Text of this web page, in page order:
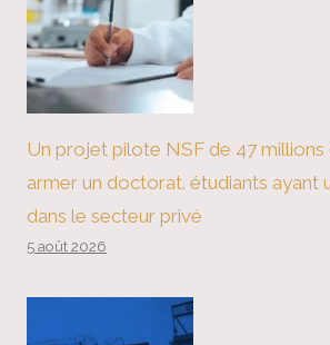
Un projet pilote NSF de 47
armer un doctorat. étudiants ayant
dans le secteur privé
5 août 2026